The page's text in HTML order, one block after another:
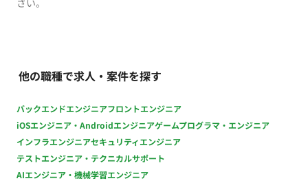
さい。
他の職種で求人・案件を探す
バックエンドエンジニアフロントエンジニア
iOSエンジニア・Androidエンジニアゲームプログラマ・エンジニア
インフラエンジニアセキュリティエンジニア
テストエンジニア・テクニカルサポート
AIエンジニア・機械学習エンジニア